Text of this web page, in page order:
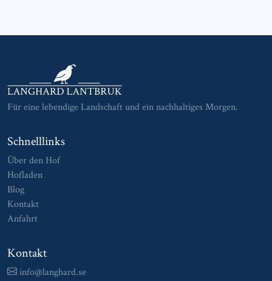
Für eine lebendige Landschaft und ein nachhaltiges Morgen.
Schnelllinks
Über den Hof
Hofladen
Blog
Kontakt
Anfahrt
Kontakt
info@langhard.se